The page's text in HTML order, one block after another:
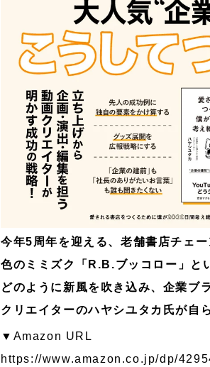
今年5周年を迎える、老舗書店チェ
色のミミズク「R.B.ブッコロー」と
どのように新風を吹き込み、企業ブ
クリエイターのハヤシユタカ氏が自
▼Amazon URL
https://www.amazon.co.jp/dp/